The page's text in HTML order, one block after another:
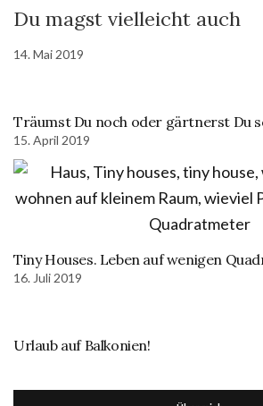
Du magst vielleicht auch
14. Mai 2019
Träumst Du noch oder gärtnerst Du
15. April 2019
Tiny Houses. Leben auf wenigen
16. Juli 2019
Urlaub auf Balkonien!